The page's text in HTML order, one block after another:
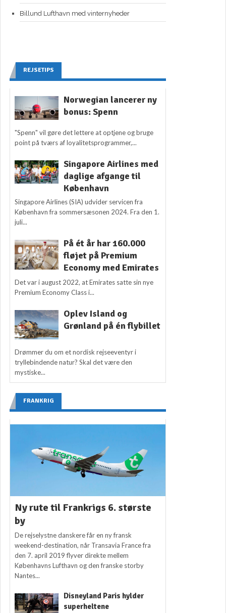
Billund Lufthavn med vinternyheder
REJSETIPS
Norwegian lancerer ny
bonus: Spenn
"Spenn" vil gøre det lettere at optjene og bruge
point på tværs af loyalitetsprogrammer,...
Singapore Airlines med
daglige afgange til
København
Singapore Airlines (SIA) udvider servicen fra
København fra sommersæsonen 2024. Fra den 1.
juli...
På ét år har 160.000
fløjet på Premium
Economy med Emirates
Det var i august 2022, at Emirates satte sin nye
Premium Economy Class i...
Oplev Island og
Grønland på én flybillet
Drømmer du om et nordisk rejseeventyr i
tryllebindende natur? Skal det være den
mystiske...
FRANKRIG
Ny rute til Frankrigs 6. største
by
De rejselystne danskere får en ny fransk
weekend-destination, når Transavia France fra
den 7. april 2019 flyver direkte mellem
Københavns Lufthavn og den franske storby
Nantes...
Disneyland Paris hylder
superheltene